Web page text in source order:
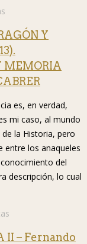
Y
MEMORIA
es, en verdad,
mi caso, al mundo
la Historia, pero
entre los anaqueles
del
descripción, lo cual
II – Fernando